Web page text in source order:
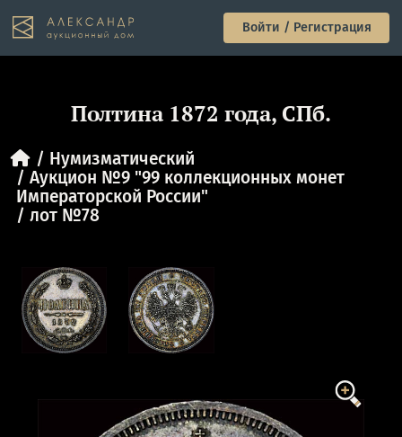
Войти / Регистрация
Полтина 1872 года, СПб.
Нумизматический
Аукцион №9 "99 коллекционных монет
Императорской России"
лот №78